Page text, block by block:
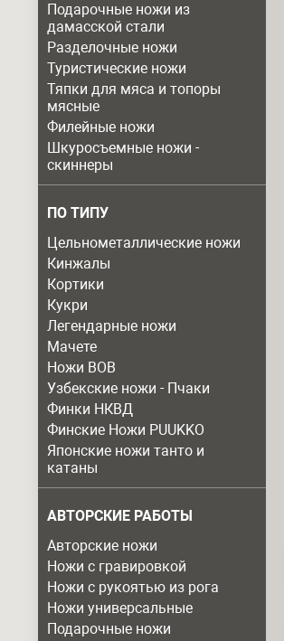
Подарочные ножи из
дамасской стали
Разделочные ножи
Туристические ножи
Тяпки для мяса и топоры
мясные
Филейные ножи
Шкуросъемные ножи -
скиннеры
ПО ТИПУ
Цельнометаллические ножи
Кинжалы
Кортики
Кукри
Легендарные ножи
Мачете
Ножи ВОВ
Узбекские ножи - Пчаки
Финки НКВД
Финские Ножи PUUKKO
Японские ножи танто и
катаны
АВТОРСКИЕ РАБОТЫ
Авторские ножи
Ножи с гравировкой
Ножи с рукоятью из рога
Ножи универсальные
Подарочные ножи